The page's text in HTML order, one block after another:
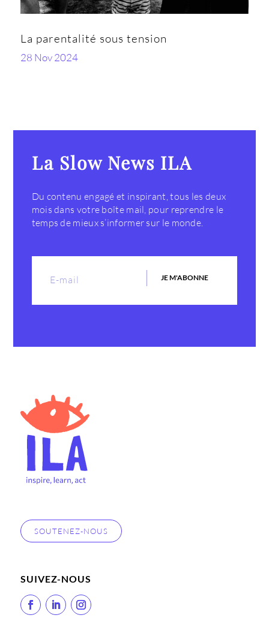
La parentalité sous tension
28 Nov 2024
La Slow News ILA
Du contenu engagé et inspirant, tous les deux
mois dans votre boîte mail, pour reprendre le
temps de mieux s’informer sur le monde.
JE M'ABONNE
SOUTENEZ-NOUS
SUIVEZ-NOUS